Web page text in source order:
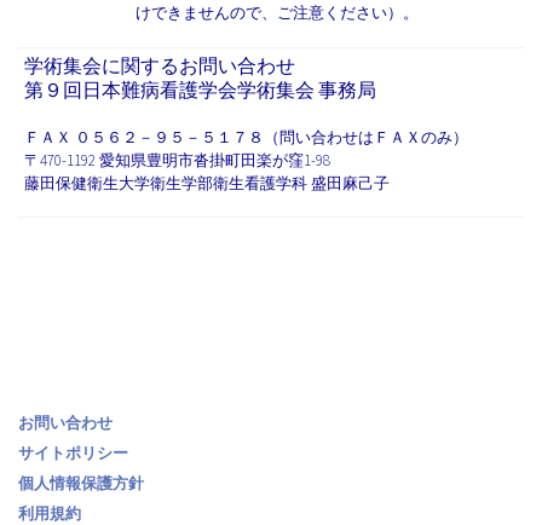
けできませんので、ご注意ください）。
学術集会に関するお問い合わせ
第９回日本難病看護学会学術集会 事務局
ＦＡＸ ０５６２－９５－５１７８（問い合わせはＦＡＸのみ）
〒470-1192 愛知県豊明市沓掛町田楽が窪1-98
藤田保健衛生大学衛生学部衛生看護学科 盛田麻己子
お問い合わせ
サイトポリシー
個人情報保護方針
利用規約